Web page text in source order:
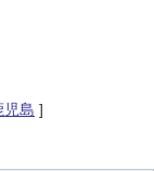
児島 ]